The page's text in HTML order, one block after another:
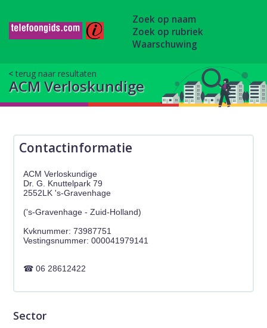
Zoek op naam
Zoek op rubriek
Waarschuwing
terug naar resultaten
ACM Verloskundige
Contactinformatie
ACM Verloskundige
Dr. G. Knuttelpark 79
2552LK 's-Gravenhage
('s-Gravenhage - Zuid-Holland)
Kvknummer: 73987751
06 28612422
Sector